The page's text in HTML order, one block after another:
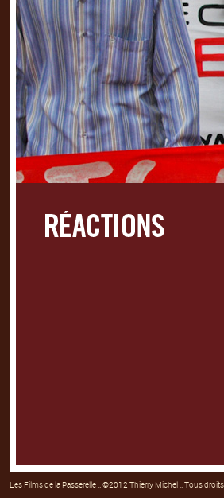
Les Films de la Passerelle:: ©2012 Thierry Michel :: Tous